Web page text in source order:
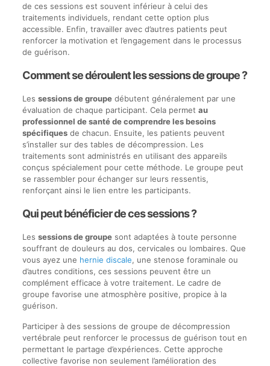
de ces sessions est souvent inférieur à celui des
traitements individuels, rendant cette option plus
accessible. Enfin, travailler avec d’autres patients peut
renforcer la motivation et l’engagement dans le processus
de guérison.
Comment se déroulent les sessions de groupe ?
Les sessions de groupedébutent généralement par une
évaluation de chaque participant. Cela permet au
professionnel de santé de comprendre les besoins
spécifiquesde chacun. Ensuite, les patients peuvent
s’installer sur des tables de décompression. Les
traitements sont administrés en utilisant des appareils
conçus spécialement pour cette méthode. Le groupe peut
se rassembler pour échanger sur leurs ressentis,
renforçant ainsi le lien entre les participants.
Qui peut bénéficier de ces sessions ?
Les sessions de groupesont adaptées à toute personne
souffrant de douleurs au dos, cervicales ou lombaires. Que
vous ayez une hernie discale, une stenose foraminale ou
d’autres conditions, ces sessions peuvent être un
complément efficace à votre traitement. Le cadre de
groupe favorise une atmosphère positive, propice à la
guérison.
Participer à des sessions de groupe de décompression
vertébrale peut renforcer le processus de guérison tout en
permettant le partage d’expériences. Cette approche
collective favorise non seulement l’amélioration des